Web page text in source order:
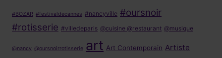
#BOZAR #festivaldecannes #nancyville #oursnoir
#rotisserie #villedeparis @cuisine @restaurant @musique
@nancy @oursnoirrotisserie art Art Contemporain Artiste